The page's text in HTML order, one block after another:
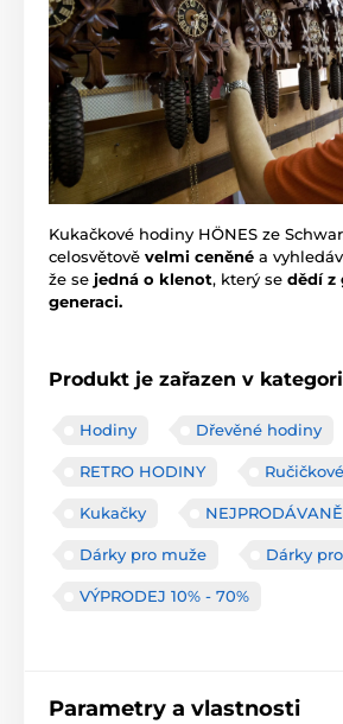
Kukačkové hodiny HÖNES ze
celosvětově velmi ceněné a
že se jedná o klenot, který se dědí z
generaci.
Produkt je zařazen v
Hodiny Dřevěné hodiny
RETRO HODINY
Kukačky
Dárky pro muže Dárky
VÝPRODEJ 10% - 70%
Parametry a vlastnosti